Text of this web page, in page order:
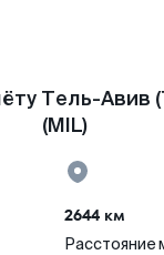
Тель-Авив
(MIL)
2644 км
Расстояние